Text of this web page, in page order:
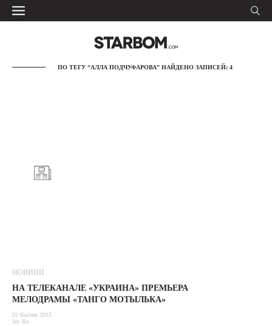
ПО ТЕГУ “АЛЛА ПОДЧУФАРОВА” НАЙДЕНО ЗАПИСЕЙ: 4
НОВИНИ
НА ТЕЛЕКАНАЛЕ «УКРАИНА» ПРЕМЬЕРА
МЕЛОДРАМЫ «ТАНГО МОТЫЛЬКА»
02 Квітня 2015
Jey Ro